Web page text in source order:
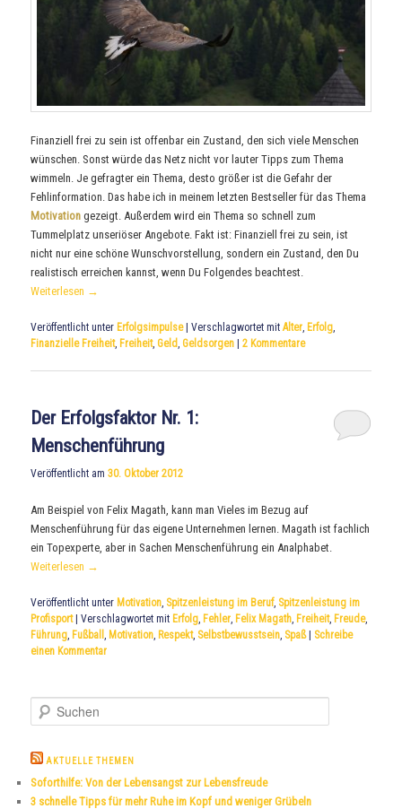
Finanziell frei zu sein ist offenbar ein Zustand, den sich viele Menschen
wünschen. Sonst würde das Netz nicht vor lauter Tipps zum Thema
wimmeln. Je gefragter ein Thema, desto größer ist die Gefahr der
Fehlinformation. Das habe ich in meinem letzten Bestseller für das Thema
Motivation gezeigt. Außerdem wird ein Thema so schnell zum
Tummelplatz unseriöser Angebote. Fakt ist: Finanziell frei zu sein, ist
nicht nur eine schöne Wunschvorstellung, sondern ein Zustand, den Du
realistisch erreichen kannst, wenn Du Folgendes beachtest.
Weiterlesen →
Veröffentlicht unter Erfolgsimpulse |Verschlagwortet mit Alter, Erfolg,
Finanzielle Freiheit, Freiheit,Geld,Geldsorgen |2 Kommentare
Der Erfolgsfaktor Nr. 1:
Menschenführung
Veröffentlicht am30. Oktober 2012
Am Beispiel von Felix Magath, kann man Vieles im Bezug auf
Menschenführung für das eigene Unternehmen lernen. Magath ist fachlich
ein Topexperte, aber in Sachen Menschenführung ein Analphabet.
Weiterlesen →
Veröffentlicht unter Motivation, Spitzenleistung im Beruf, Spitzenleistung im
Profisport
|Verschlagwortet mit Erfolg, Fehler, Felix Magath, Freiheit, Freude,
Führung, Fußball, Motivation, Respekt, Selbstbewusstsein, Spaß
Schreibe
einen Kommentar
u
h
n
AKTUELLE THEMEN
Soforthilfe: Von der Lebensangst zur Lebensfreude
3 schnelle Tipps für mehr Ruhe im Kopf und weniger Grübeln